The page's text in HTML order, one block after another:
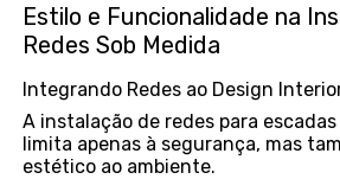
Estilo e Funcionalidade na
Redes Sob Medida
Integrando Redes ao Design
A instalação de redes para
limita apenas à segurança, mas
estético ao ambiente.